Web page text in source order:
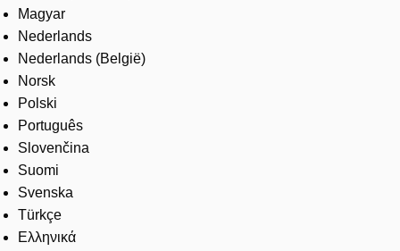
Magyar
Nederlands
Nederlands (België)
Norsk
Polski
Português
Slovenčina
Suomi
Svenska
Türkçe
Ελληνικά